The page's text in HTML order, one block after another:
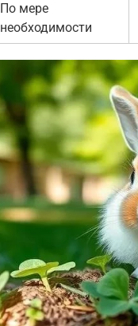
По мере
необходимости